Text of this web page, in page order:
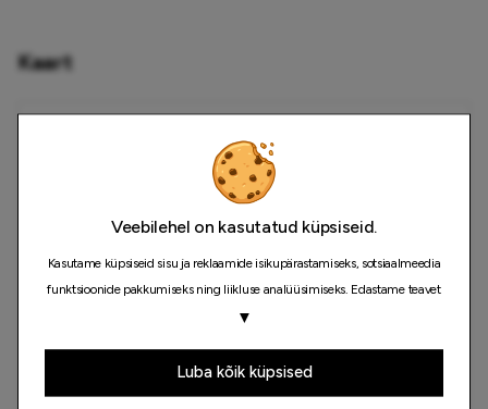
Veebilehel on kasutatud küpsiseid.
Kasutame küpsiseid sisu ja reklaamide isikupärastamiseks, sotsiaalmeedia
funktsioonide pakkumiseks ning liikluse analüüsimiseks. Edastame teavet
selle kohta, kuidas meie saiti kasutate, ka oma sotsiaalmeedia, reklaami- ja
olete neile esitanud või mida nad on kogunud teiepoolse teenuste
kasutamise käigus.
▼
Luba kõik küpsised
Kaart